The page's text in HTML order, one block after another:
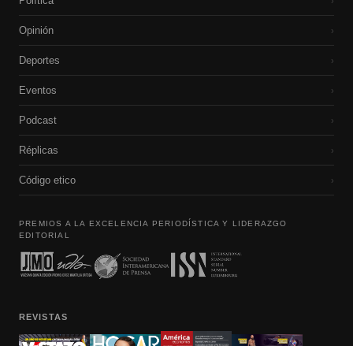
Opinión ›
Deportes ›
Eventos ›
Podcast ›
Réplicas ›
Código etico ›
PREMIOS A LA EXCELENCIA PERIODÍSTICA Y LIDERAZGO
EDITORIAL
REVISTAS